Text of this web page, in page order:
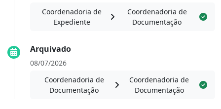
Coordenadoria de
Expediente
Coordenadoria de
Documentação
Arquivado
08/07/2026
Coordenadoria de
Documentação
Coordenadoria de
Documentação